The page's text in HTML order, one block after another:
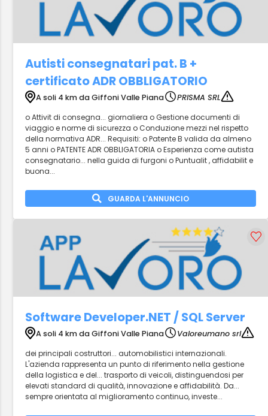
Autisti consegnatari pat. B +
certificato ADR OBBLIGATORIO
A soli 4 km da Giffoni Valle Piana
PRISMA SRL
o Attivit di consegna... giornaliera o Gestione documenti di
viaggio e norme di sicurezza o Conduzione mezzi nel rispetto
della normativa ADR... Requisiti: o Patente B valida da almeno
5 anni o PATENTE ADR OBBLIGATORIA o Esperienza come autista
consegnatario... nella guida di furgoni o Puntualit , affidabilit e
buona...
GUARDA L'ANNUNCIO
Software Developer.NET / SQL Server
A soli 4 km da Giffoni Valle Piana
Valoreumano srl
dei principali costruttori... automobilistici internazionali.
L'azienda rappresenta un punto di riferimento nella gestione
della logistica e del... trasporto di veicoli, distinguendosi per
elevati standard di qualità, innovazione e affidabilità. Da...
sempre orientata al miglioramento continuo, investe...